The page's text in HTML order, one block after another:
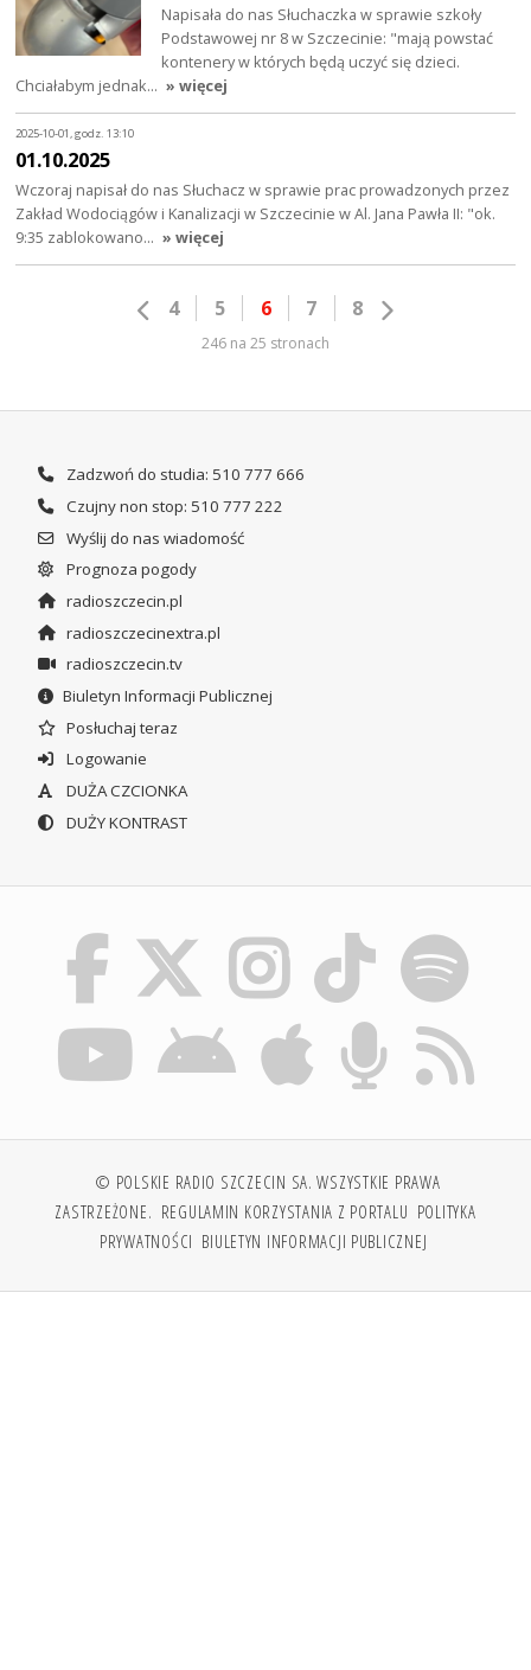
Napisała do nas Słuchaczka w sprawie szkoły
Podstawowej nr 8 w Szczecinie: "mają powstać
kontenery w których będą uczyć się dzieci.
Chciałabym jednak… » więcej
2025-10-01, godz. 13:10
01.10.2025
Wczoraj napisał do nas Słuchacz w sprawie prac prowadzonych przez
Zakład Wodociągów i Kanalizacji w Szczecinie w Al. Jana Pawła II: "ok.
9:35 zablokowano… » więcej
4 5 6 7 8
246 na 25 stronach
Zadzwoń do studia: 510 777 666
Czujny non stop: 510 777 222
Wyślij do nas wiadomość
Prognoza pogody
radioszczecin.pl
radioszczecinextra.pl
radioszczecin.tv
Biuletyn Informacji Publicznej
Posłuchaj teraz
Logowanie
DUŻA CZCIONKA
DUŻY KONTRAST
© POLSKIE RADIO SZCZECIN SA. WSZYSTKIE PRAWA
ZASTRZEŻONE. REGULAMIN KORZYSTANIA Z PORTALU POLITYKA
PRYWATNOŚCI BIULETYN INFORMACJI PUBLICZNEJ